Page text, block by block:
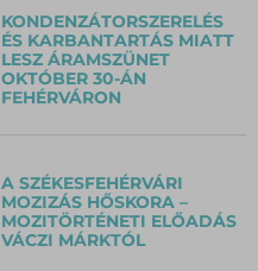
KONDENZÁTORSZERELÉS
ÉS KARBANTARTÁS MIATT
LESZ ÁRAMSZÜNET
OKTÓBER 30-ÁN
FEHÉRVÁRON
A SZÉKESFEHÉRVÁRI
MOZIZÁS HŐSKORA –
MOZITÖRTÉNETI ELŐADÁS
VÁCZI MÁRKTÓL